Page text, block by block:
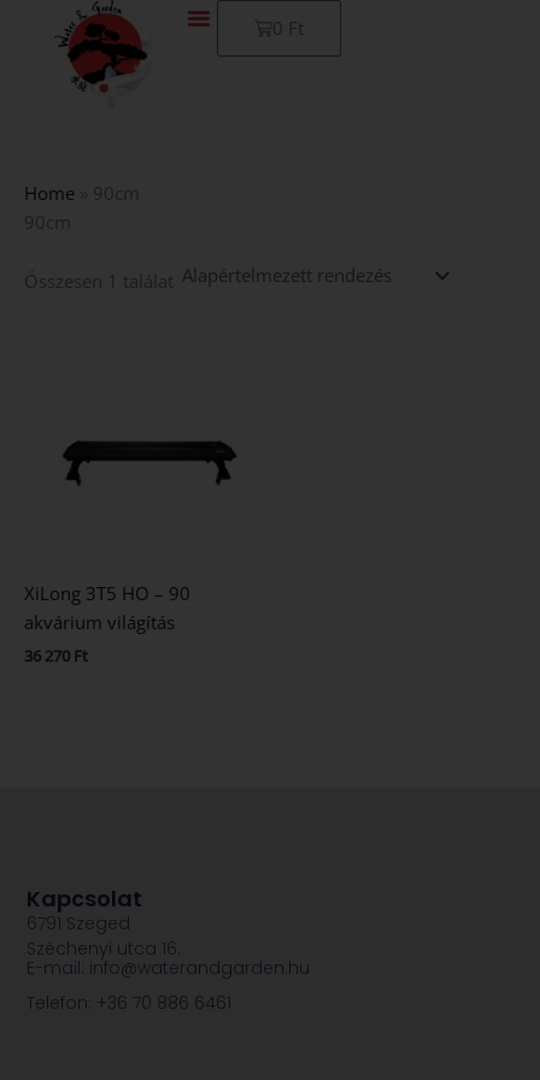
0 Ft
Kosár
Home
90cm
90cm
Összesen 1 találat
XiLong 3T5 HO – 90
akvárium világítás
36 270 Ft
Kapcsolat
6791 Szeged
Széchenyi utca 16.
E-mail: info@waterandgarden.hu
Telefon: +36 70 886 6461